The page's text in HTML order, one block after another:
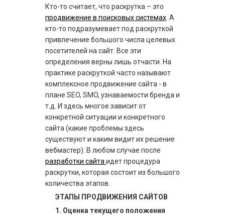
Кто-то считает, что раскрутка – это
продвижение в поисковых системах . А
кто-то подразумевает под раскруткой
привлечение большого числа целевых
посетителей на сайт. Все эти
определения верны лишь отчасти. На
практике раскруткой часто называют
комплексное продвижение сайта - в
плане SEO, SMO, узнаваемости бренда и
т.д. И здесь многое зависит от
конкретной ситуации и конкретного
сайта (какие проблемы здесь
существуют и каким видит их решение
вебмастер). В любом случае после
разработки сайта идет процедура
раскрутки, которая состоит из большого
количества этапов.
ЭТАПЫ ПРОДВИЖЕНИЯ САЙТОВ
1. Оценка текущего положения